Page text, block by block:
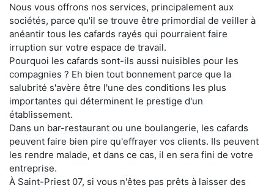
Nous vous offrons nos services, principalement aux
sociétés, parce qu'il se trouve être primordial de veiller à
anéantir tous les cafards rayés qui pourraient faire
irruption sur votre espace de travail.
Pourquoi les cafards sont-ils aussi nuisibles pour les
compagnies ? Eh bien tout bonnement parce que la
salubrité s'avère être l'une des conditions les plus
importantes qui déterminent le prestige d'un
établissement.
Dans un bar-restaurant ou une boulangerie, les cafards
peuvent faire bien pire qu'effrayer vos clients. Ils peuvent
les rendre malade, et dans ce cas, il en sera fini de votre
entreprise.
À Saint-Priest 07, si vous n'êtes pas prêts à laisser des